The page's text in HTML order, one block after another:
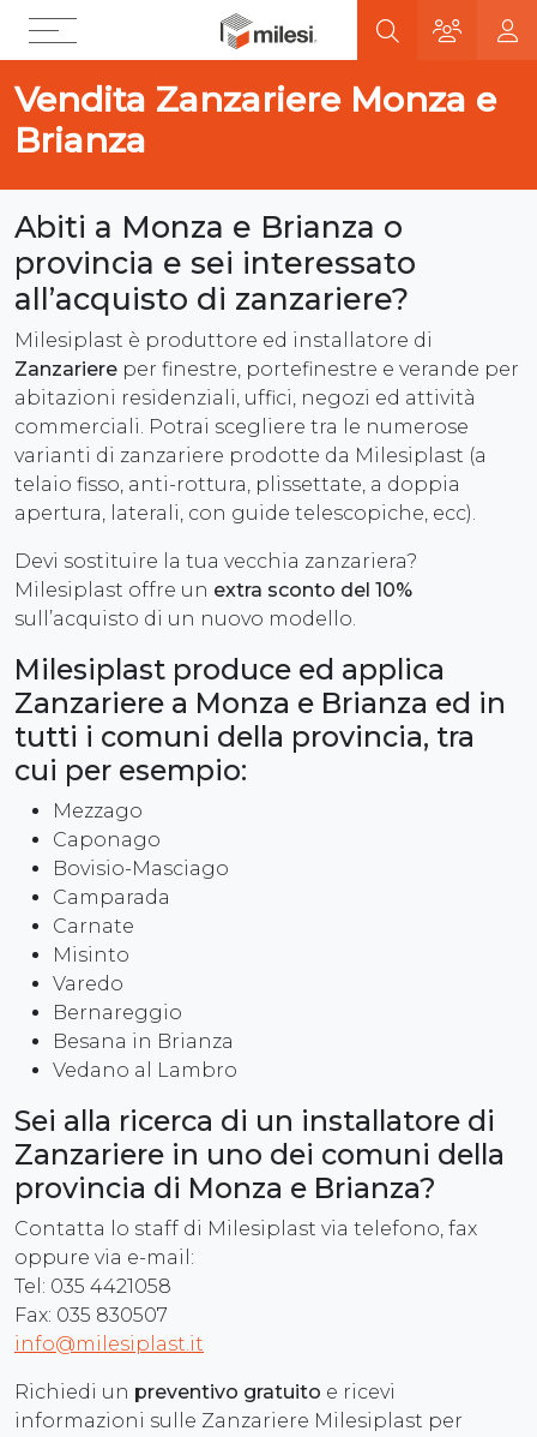
Vendita Zanzariere Monza e
Brianza
Abiti a Monza e Brianza o
provincia e sei interessato
all’acquisto di zanzariere?
Milesiplast è produttore ed installatore di
Zanzariere per finestre, portefinestre e verande per
abitazioni residenziali, uffici, negozi ed attività
commerciali. Potrai scegliere tra le numerose
varianti di zanzariere prodotte da Milesiplast (a
telaio fisso, anti-rottura, plissettate, a doppia
apertura, laterali, con guide telescopiche, ecc).
Devi sostituire la tua vecchia zanzariera?
Milesiplast offre un extra sconto del 10%
sull’acquisto di un nuovo modello.
Milesiplast produce ed applica
Zanzariere a Monza e Brianza ed in
tutti i comuni della provincia, tra
cui per esempio:
Mezzago
Caponago
Bovisio-Masciago
Camparada
Carnate
Misinto
Varedo
Bernareggio
Besana in Brianza
Vedano al Lambro
Sei alla ricerca di un installatore di
Zanzariere in uno dei comuni della
provincia di Monza e Brianza?
Contatta lo staff di Milesiplast via telefono, fax
oppure via e-mail:
Tel: 035 4421058
Fax: 035 830507
info@milesiplast.it
Richiedi un preventivo gratuito e ricevi
informazioni sulle Zanzariere Milesiplast per